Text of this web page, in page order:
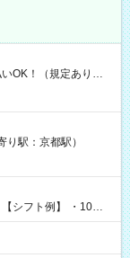
ビニATMから 日払
駅：京都駅）